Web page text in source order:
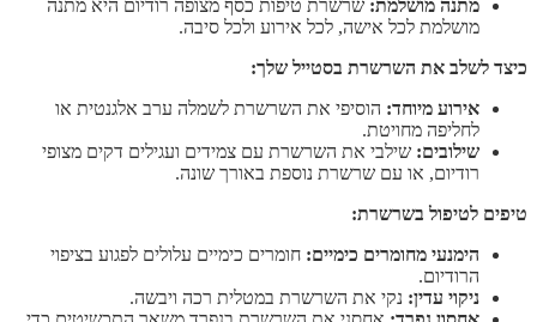
מתנה מושלמת: שרשרת טיפות כסף מצופה רודיום היא מתנה
מושלמת לכל אישה, לכל אירוע ולכל סיבה.
כיצד לשלב את השרשרת בסטייל שלך:
אירוע מיוחד: הוסיפי את השרשרת לשמלה ערב אלגנטית או
לחליפה מחויטת.
שילובים: שילבי את השרשרת עם צמידים ועגילים דקים מצופי
רודיום, או עם שרשרת נוספת באורך שונה.
טיפים לטיפול בשרשרת:
הימנעי מחומרים כימיים: חומרים כימיים עלולים לפגוע בציפוי
הרודיום.
ניקוי עדין: נקי את השרשרת במטלית רכה ויבשה.